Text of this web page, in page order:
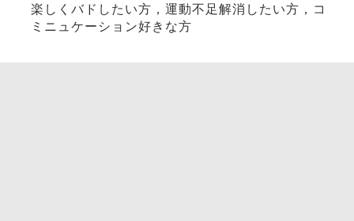
楽しくバドしたい方，運動不足解消したい方，コ
ミニュケーション好きな方